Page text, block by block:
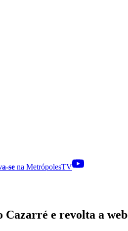
se na MetrópolesTV
e revolta a web